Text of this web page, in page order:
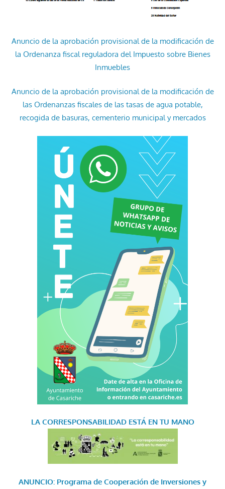
Anuncio de la aprobación provisional de la modificación de
la Ordenanza fiscal reguladora del Impuesto sobre Bienes
Inmuebles
Anuncio de la aprobación provisional de la modificación de
las Ordenanzas fiscales de las tasas de agua potable,
recogida de basuras, cementerio municipal y mercados
LA CORRESPONSABILIDAD ESTÁ EN TU MANO
ANUNCIO: Programa de Cooperación de Inversiones y